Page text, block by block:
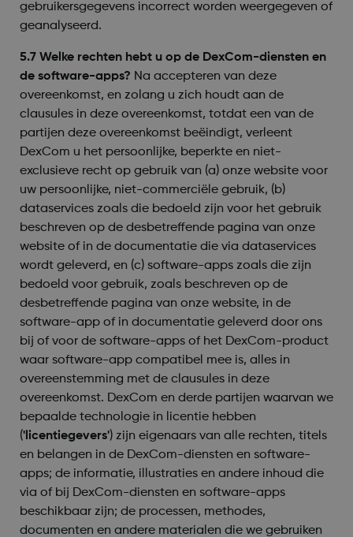
gebruikersgegevens incorrect worden weergegeven of
geanalyseerd.
5.7 Welke rechten hebt u op de DexCom-diensten en
de software-apps? Na accepteren van deze
overeenkomst, en zolang u zich houdt aan de
clausules in deze overeenkomst, totdat een van de
partijen deze overeenkomst beëindigt, verleent
DexCom u het persoonlijke, beperkte en niet-
exclusieve recht op gebruik van (a) onze website voor
uw persoonlijke, niet-commerciële gebruik, (b)
dataservices zoals die bedoeld zijn voor het gebruik
beschreven op de desbetreffende pagina van onze
website of in de documentatie die via dataservices
wordt geleverd, en (c) software-apps zoals die zijn
bedoeld voor gebruik, zoals beschreven op de
desbetreffende pagina van onze website, in de
software-app of in documentatie geleverd door ons
bij of voor de software-apps of het DexCom-product
waar software-app compatibel mee is, alles in
overeenstemming met de clausules in deze
overeenkomst. DexCom en derde partijen waarvan we
bepaalde technologie in licentie hebben
('licentiegevers') zijn eigenaars van alle rechten, titels
en belangen in de DexCom-diensten en software-
apps; de informatie, illustraties en andere inhoud die
via of bij DexCom-diensten en software-apps
beschikbaar zijn; de processen, methodes,
documenten en andere materialen die we gebruiken